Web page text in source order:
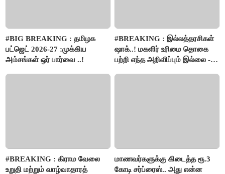
#BIG BREAKING : தமிழக
பட்ஜெட் 2026-27 :முக்கிய
அம்சங்கள் ஒர் பார்வை ..!
#BREAKING : இல்லத்தரசிகள்
ஷாக்..! மகளிர் உரிமை தொகை
பற்றி எந்த அறிவிப்பும் இல்லை -
#BREAKING : கிராம வேலை
உறுதி மற்றும் வாழ்வாதாரத்
மாணவர்களுக்கு கிடைத்த ரூ.3
கோடி சர்ப்ரைஸ்.. அது என்ன